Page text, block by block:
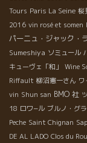
Tours Paris La Seine 桜
2016 vin rosé et somen
パーニュ・ジャック・
Sumeshiya ソミュール
キューヴェ「和」
Wine
Riffault 柳沼憲一さん
vin Shun san BMO 社
18 ロワ−ル ブルノ・グ
Peche Saint Chignan
DE AL LADO Clos du